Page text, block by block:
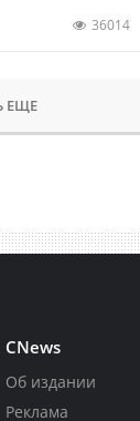
36014
ЕЩЕ
CNews
Об издании
Реклама